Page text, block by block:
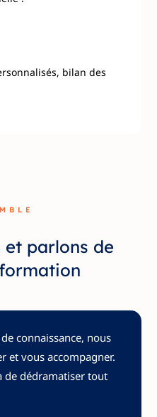
bilan des
et parlons de
connaissance, nous
et vous accompagner.
de dédramatiser tout